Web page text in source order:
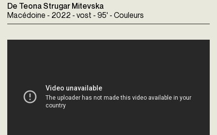
De Teona Strugar Mitevska
Macédoine - 2022 - vost - 95' - Couleurs